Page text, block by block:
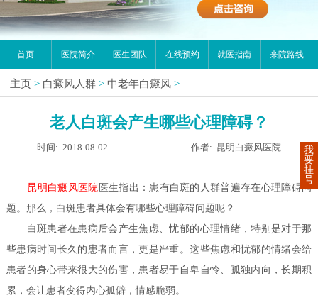
首页 医院简介 医生团队 在线预约 就医指南 来院路线
主页 > 白癜风人群 > 中老年白癜风 >
老人白斑会产生哪些心理障碍？
时间: 2018-08-02 作者: 昆明白癜风医院
昆明白癜风医院 医生指出：患有白斑的人群普遍存在心理障碍问
题。那么，白斑患者具体会有哪些心理障碍问题呢？
白斑患者在患病后会产生焦虑、忧郁的心理情绪，特别是对于那
些患病时间长久的患者而言，更是严重。这些焦虑和忧郁的情绪会给
患者的身心带来很大的伤害，患者易于自卑自怜、孤独内向，长期积
累，会让患者变得内心孤僻，情感脆弱。
我
要
挂
号